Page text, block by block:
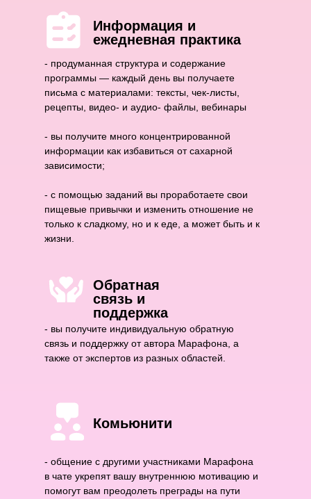
Информация и
ежедневная практика
- продуманная структура и содержание
программы — каждый день вы получаете
письма с материалами: тексты, чек-листы,
рецепты, видео- и аудио- файлы, вебинары
- вы получите много концентрированной
информации как избавиться от сахарной
зависимости;
- с помощью заданий вы проработаете свои
пищевые привычки и изменить отношение не
только к сладкому, но и к еде, а может быть и к
жизни.
Обратная
связь и
поддержка
- вы получите индивидуальную обратную
связь и поддержку от автора Марафона, а
также от экспертов из разных областей.
Комьюнити
- общение с другими участниками Марафона
в чате укрепят вашу внутреннюю мотивацию и
помогут вам преодолеть преграды на пути